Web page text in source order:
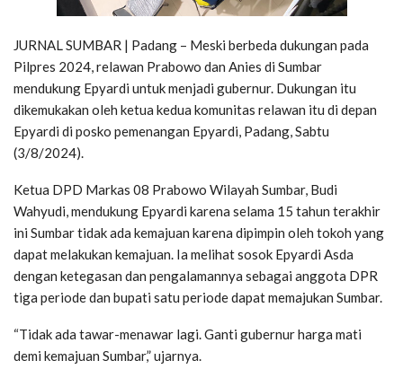
JURNAL SUMBAR | Padang – Meski berbeda dukungan pada
Pilpres 2024, relawan Prabowo dan Anies di Sumbar
mendukung Epyardi untuk menjadi gubernur. Dukungan itu
dikemukakan oleh ketua kedua komunitas relawan itu di depan
Epyardi di posko pemenangan Epyardi, Padang, Sabtu
(3/8/2024).
Ketua DPD Markas 08 Prabowo Wilayah Sumbar, Budi
Wahyudi, mendukung Epyardi karena selama 15 tahun terakhir
ini Sumbar tidak ada kemajuan karena dipimpin oleh tokoh yang
dapat melakukan kemajuan. Ia melihat sosok Epyardi Asda
dengan ketegasan dan pengalamannya sebagai anggota DPR
tiga periode dan bupati satu periode dapat memajukan Sumbar.
“Tidak ada tawar-menawar lagi. Ganti gubernur harga mati
demi kemajuan Sumbar,” ujarnya.